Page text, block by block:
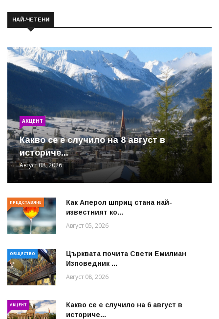
НАЙ-ЧЕТЕНИ
АКЦЕНТ
Какво се е случило на 8 август в
историче...
Август 08, 2026
ПРЕДСТАВЯНЕ
Как Аперол шприц стана най-
известният ко...
Август 05, 2026
ОБЩЕСТВО
Църквата почита Свeти Емилиан
Изповедник ...
Август 08, 2026
АКЦЕНТ
Какво се е случило на 6 август в
историче...